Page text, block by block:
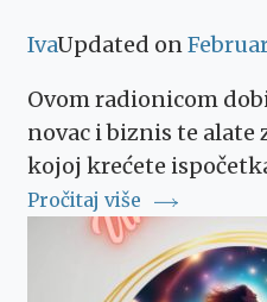
IvaUpdated on
Ovom radionicom
novac i biznis te
kojoj krećete
Pročitaj više